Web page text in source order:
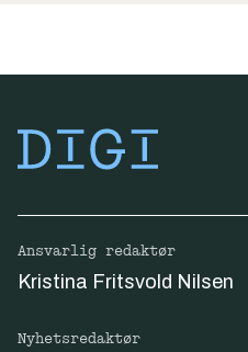
Ansvarlig redaktør
Kristina Fritsvold Nilsen
Nyhetsredaktør